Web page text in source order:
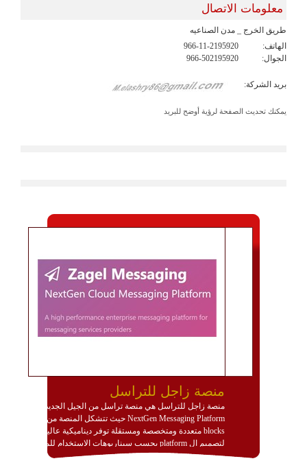
معلومات الاتصال
طريق الخرج _ مدن الصناعيه
الهاتف:
966-11-2195920
الجوال:
966-502195920
بريد الشركة:
يمكنك تحديث الصفحة لرؤية أوضح للبريد
منصة زاجل للتراسل
منصة زاجل للتراسل هي منصة تراسل من الجيل الجديد
NextGen Messaging Platform حيث تتشكل المنصة من
blocks متعددة ومتخصصة ومستقلة توفر ديناميكية عالية
لتصميم ال platform بحسب سيناريوهات الاستخدام للمنصة
وتتوافق مع النشر والاستثمار ضمن بيئة استضافة dedicated